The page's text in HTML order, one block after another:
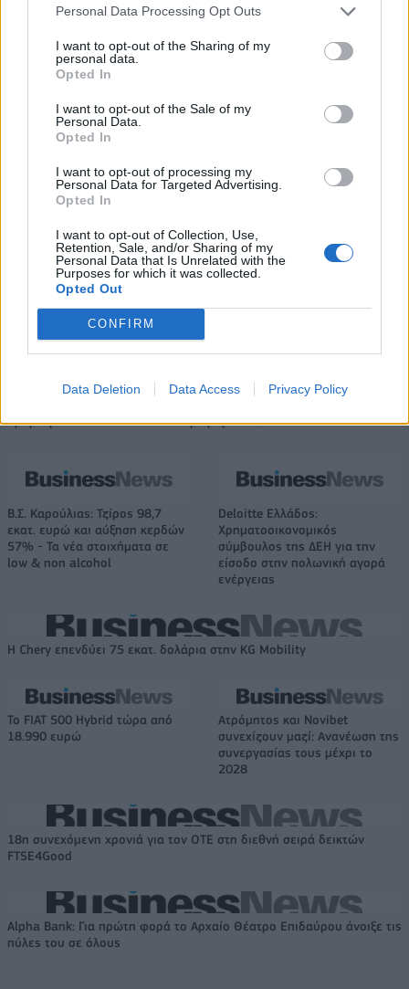
Personal Data Processing Opt Outs
I want to opt-out of the Sharing of my
personal data.
Opted In
I want to opt-out of the Sale of my
Personal Data.
Opted In
I want to opt-out of processing my
Personal Data for Targeted Advertising.
Opted In
I want to opt-out of Collection, Use,
Retention, Sale, and/or Sharing of my
Personal Data that Is Unrelated with the
Purposes for which it was collected.
Opted Out
CONFIRM
Data Deletion Data Access Privacy Policy
Media: Με ενίσχυση 8 εκατ. ευρώ σε 451 επιχειρήσεις ξεκίνησε το
πρόγραμμα στήριξης- Κάλυψη εισφορών ΕΔΟΕΑΠ
Η Toyota φέρνει νέα γενιά
μπαταριών για τα υβριδικά της
Σε κινεζική… πολιορκία η
Νέο Audi A2 e-tron με στόχο την κορυφή της αποδοτικότητας
και προχωράμε»
δρόμο για δάνεια έως 5 δισ. σε μικρομεσαίες
Β.Σ. Καρούλιας: Τζίρος 98,7
εκατ. ευρώ και αύξηση κερδών
57% - Τα νέα στοιχήματα σε
low & non alcohol
Deloitte Ελλάδος:
Χρηματοοικονομικός
σύμβουλος της ΔΕΗ για την
είσοδο στην πολωνική αγορά
ενέργειας
Η Chery επενδύει 75 εκατ. δολάρια στην KG Mobility
Το FIAT 500 Hybrid τώρα από
18.990 ευρώ
Ατρόμητος και Novibet
συνεχίζουν μαζί: Ανανέωση της
συνεργασίας τους μέχρι το
2028
18η συνεχόμενη χρονιά για τον ΟΤΕ στη διεθνή σειρά δεικτών
FTSE4Good
Alpha Bank: Για πρώτη φορά το Αρχαίο Θέατρο Επιδαύρου άνοιξε τις
πύλες του σε όλους